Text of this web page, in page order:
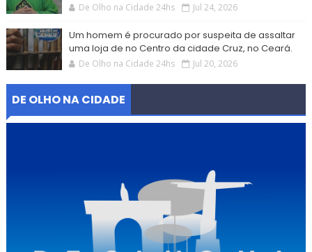
De Olho na Cidade 24hs Jul 24, 2026
Um homem é procurado por suspeita de assaltar
uma loja de no Centro da cidade Cruz, no Ceará.
De Olho na Cidade 24hs Jul 20, 2026
DE OLHO NA CIDADE